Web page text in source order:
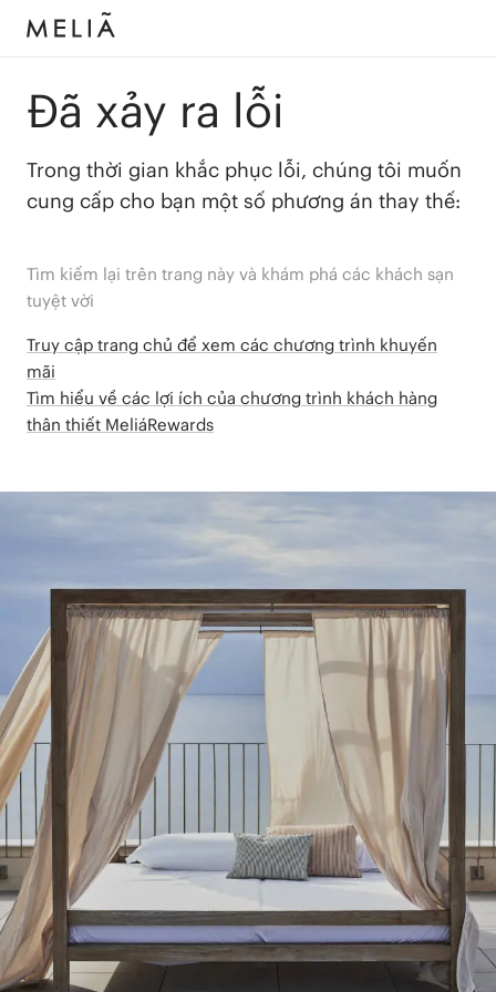
Đã xảy ra lỗi
Trong thời gian khắc phục lỗi, chúng tôi muốn
cung cấp cho bạn một số phương án thay thế:
Tìm kiếm lại trên trang này và khám phá các khách sạn
tuyệt vời
Truy cập trang chủ để xem các chương trình khuyến
mãi
Tìm hiểu về các lợi ích của chương trình khách hàng
thân thiết MeliáRewards